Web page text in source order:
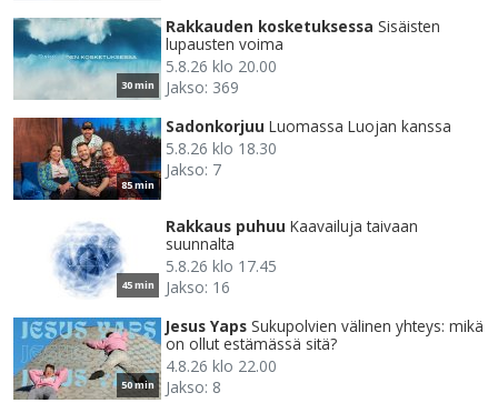
30 min
Rakkauden kosketuksessa Sisäisten
lupausten voima
5.8.26 klo 20.00
Jakso: 369
85 min
Sadonkorjuu Luomassa Luojan kanssa
5.8.26 klo 18.30
Jakso: 7
45 min
Rakkaus puhuu Kaavailuja taivaan
suunnalta
5.8.26 klo 17.45
Jakso: 16
50 min
Jesus Yaps Sukupolvien välinen yhteys: mikä
on ollut estämässä sitä?
4.8.26 klo 22.00
Jakso: 8